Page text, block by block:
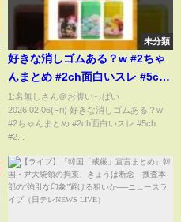
未分類
好きな消しゴムある？w #2ちゃ
んまとめ​ #2ch面白いスレ​ #5ch
#2ch #大喜利
1:名無しさん＠お腹いっぱい
2026.02.06(Fri) 好きな消しゴムある？w
#2ちゃんまとめ​ #2ch面白いスレ​ #5ch
#2...